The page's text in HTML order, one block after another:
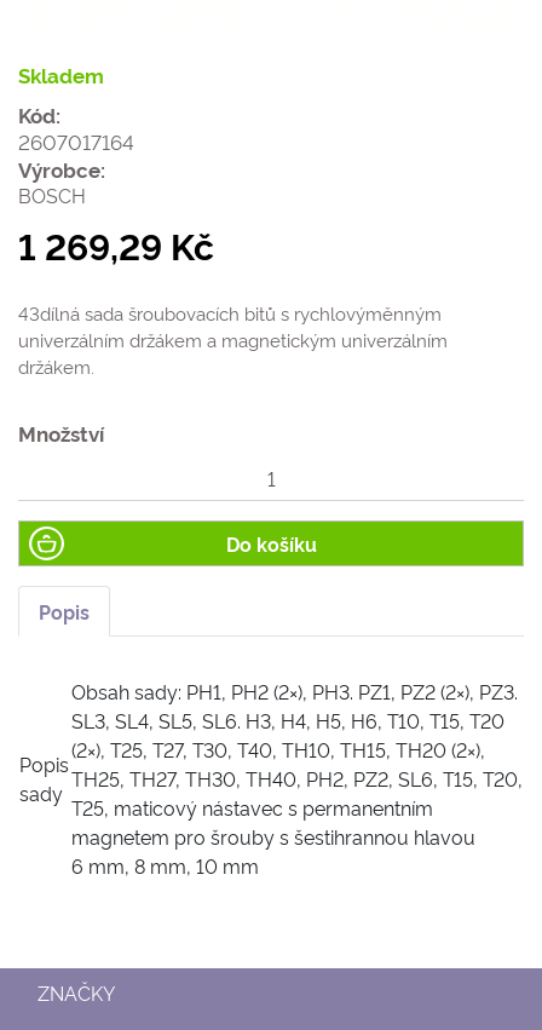
Skladem
Kód:
2607017164
Výrobce:
BOSCH
1 269,29 Kč
43dílná sada šroubovacích bitů s rychlovýměnným
univerzálním držákem a magnetickým univerzálním
držákem.
Množství
Do košíku
Popis
Popis
sady
Obsah sady: PH1, PH2 (2×), PH3. PZ1, PZ2 (2×), PZ3.
SL3, SL4, SL5, SL6. H3, H4, H5, H6, T10, T15, T20
(2×), T25, T27, T30, T40, TH10, TH15, TH20 (2×),
TH25, TH27, TH30, TH40, PH2, PZ2, SL6, T15, T20,
T25, maticový nástavec s permanentním
magnetem pro šrouby s šestihrannou hlavou
6 mm, 8 mm, 10 mm
ZNAČKY